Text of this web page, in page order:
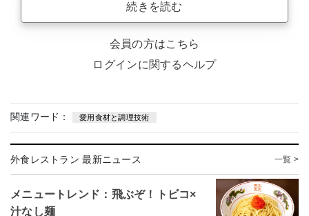
続きを読む
会員の方はこちら
ログインに関するヘルプ
関連ワード： 愛用食材と調理技術
外食レストラン 最新ニュース 一覧 >
メニュートレンド：飛ぶぞ！トビコ×
汁なし麺